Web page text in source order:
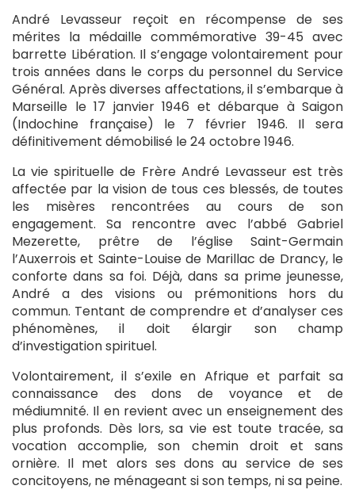
André Levasseur reçoit en récompense de ses
mérites la médaille commémorative 39-45 avec
barrette Libération. Il s’engage volontairement pour
trois années dans le corps du personnel du Service
Général. Après diverses affectations, il s’embarque à
Marseille le 17 janvier 1946 et débarque à Saigon
(Indochine française) le 7 février 1946. Il sera
définitivement démobilisé le 24 octobre 1946.
La vie spirituelle de Frère André Levasseur est très
affectée par la vision de tous ces blessés, de toutes
les misères rencontrées au cours de son
engagement. Sa rencontre avec l’abbé Gabriel
Mezerette, prêtre de l’église Saint-Germain
l’Auxerrois et Sainte-Louise de Marillac de Drancy, le
conforte dans sa foi. Déjà, dans sa prime jeunesse,
André a des visions ou prémonitions hors du
commun. Tentant de comprendre et d’analyser ces
phénomènes, il doit élargir son champ
d’investigation spirituel.
Volontairement, il s’exile en Afrique et parfait sa
connaissance des dons de voyance et de
médiumnité. Il en revient avec un enseignement des
plus profonds. Dès lors, sa vie est toute tracée, sa
vocation accomplie, son chemin droit et sans
ornière. Il met alors ses dons au service de ses
concitoyens, ne ménageant si son temps, ni sa peine.